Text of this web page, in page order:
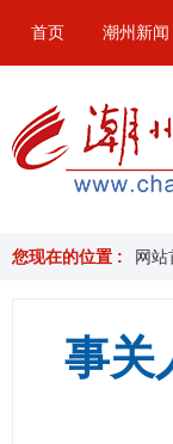
首页 潮州新闻
您现在的位置 : 网站
事关